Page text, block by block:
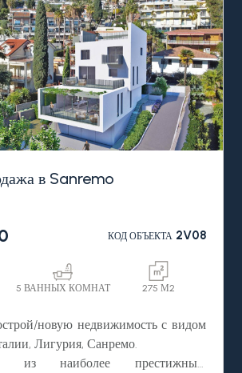
в Sanremo
КОД ОБЪЕКТА2V08
5 ВАННЫХ КОМНАТ 275 М2
новую недвижимость с видом
Лигурия, Санремо.
наиболее престижных,